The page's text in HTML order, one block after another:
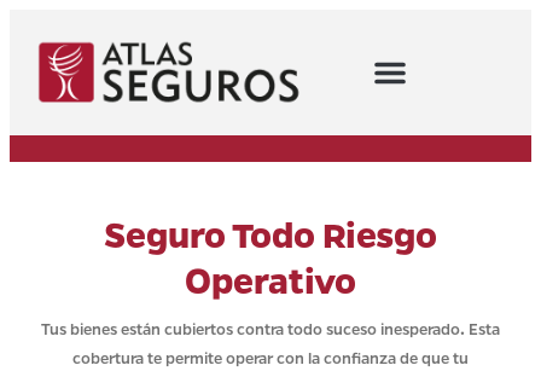
Seguro Todo Riesgo
Operativo
Tus bienes están cubiertos contra todo suceso inesperado. Esta
cobertura te permite operar con la confianza de que tu